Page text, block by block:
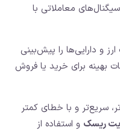
معاملاتی با
و دارایی‌ها را پیش‌بینی
بهینه برای خرید یا فروش
سریع‌تر و با خطای کمتر
ریسک و استفاده از